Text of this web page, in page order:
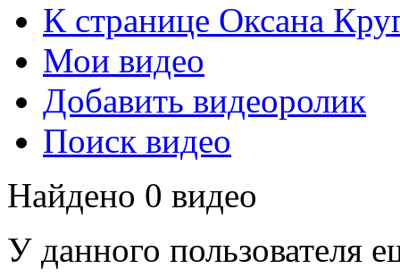
К странице Оксана
Мои видео
Добавить видеоролик
Поиск видео
Найдено 0 видео
У данного пользователя